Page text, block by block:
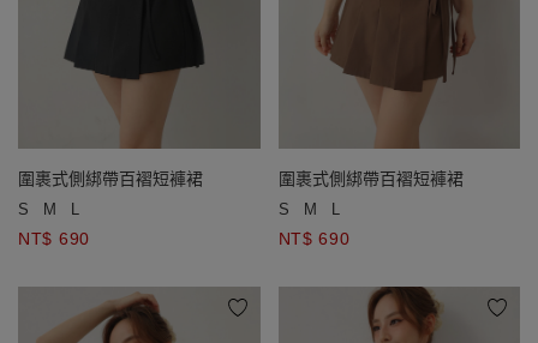
圍裹式側綁帶百褶短褲裙
S M L
NT$ 690
圍裹式側綁帶百褶短褲裙
S M L
NT$ 690